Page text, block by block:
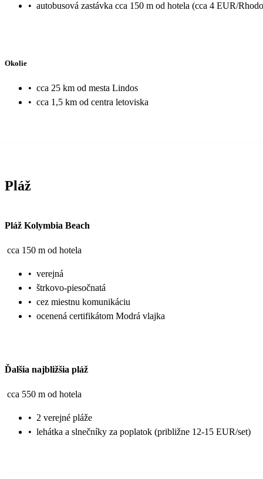
• autobusová zastávka cca 150 m od hotela (cca 4 EUR/
Okolie
• cca 25 km od mesta Lindos
• cca 1,5 km od centra letoviska
Pláž
Pláž Kolymbia Beach
cca 150 m od hotela
• verejná
• štrkovo-piesočnatá
• cez miestnu komunikáciu
• ocenená certifikátom Modrá vlajka
Ďalšia najbližšia pláž
cca 550 m od hotela
• 2 verejné pláže
• lehátka a slnečníky za poplatok (približne 12-15 EUR/set)